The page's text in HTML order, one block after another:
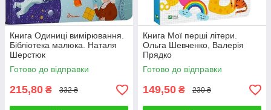
Книга Одиниці вимірювання.
Бібліотека малюка. Наталя
Шерстюк
Готово до відправки
215,80 ₴ 332 ₴
Книга Мої перші літери.
Ольга Шевченко, Валерія
Прядко
Готово до відправки
149,50 ₴ 230 ₴